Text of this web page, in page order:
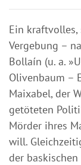
Ein kraftvolles,
Vergebung –
Bollaín (u. a.
Olivenbaum –
Maixabel, der
getöteten
Mörder ihres
will.
der